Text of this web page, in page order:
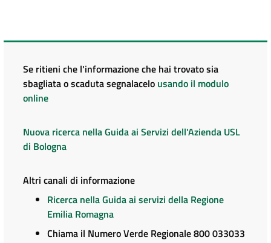
Se ritieni che l'informazione che hai trovato sia
sbagliata o scaduta segnalacelo usando il modulo
online
Nuova ricerca nella Guida ai Servizi dell'Azienda USL
di Bologna
Altri canali di informazione
Ricerca nella Guida ai servizi della Regione
Emilia Romagna
Chiama il Numero Verde Regionale 800 033033